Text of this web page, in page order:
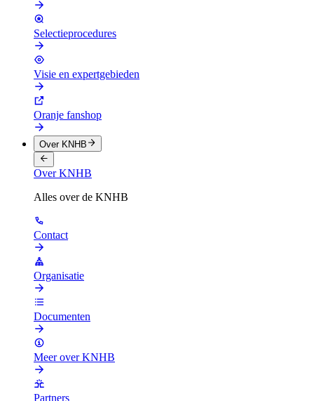
Selectieprocedures
Visie en expertgebieden
Oranje fanshop
Over KNHB
Over KNHB
Alles over de KNHB
Contact
Organisatie
Documenten
Meer over KNHB
Partners